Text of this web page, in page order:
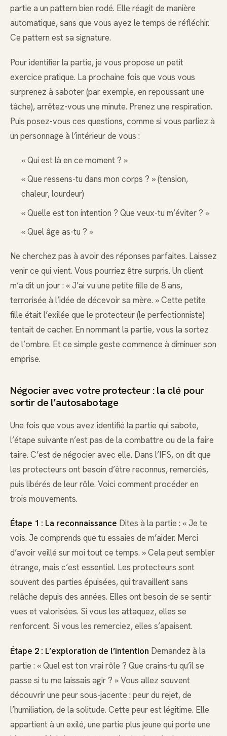
partie a un pattern bien rodé. Elle réagit de manière
automatique, sans que vous ayez le temps de réfléchir.
Ce pattern est sa signature.
Pour identifier la partie, je vous propose un petit
exercice pratique. La prochaine fois que vous vous
surprenez à saboter (par exemple, en repoussant une
tâche), arrêtez-vous une minute. Prenez une respiration.
Puis posez-vous ces questions, comme si vous parliez à
un personnage à l’intérieur de vous :
« Qui est là en ce moment ? »
« Que ressens-tu dans mon corps ? » (tension,
chaleur, lourdeur)
« Quelle est ton intention ? Que veux-tu m’éviter ? »
« Quel âge as-tu ? »
Ne cherchez pas à avoir des réponses parfaites. Laissez
venir ce qui vient. Vous pourriez être surpris. Un client
m’a dit un jour : « J’ai vu une petite fille de 8 ans,
terrorisée à l’idée de décevoir sa mère. » Cette petite
fille était l’exilée que le protecteur (le perfectionniste)
tentait de cacher. En nommant la partie, vous la sortez
de l’ombre. Et ce simple geste commence à diminuer son
emprise.
Négocier avec votre protecteur : la clé pour
sortir de l’autosabotage
Une fois que vous avez identifié la partie qui sabote,
l’étape suivante n’est pas de la combattre ou de la faire
taire. C’est de négocier avec elle. Dans l’IFS, on dit que
les protecteurs ont besoin d’être reconnus, remerciés,
puis libérés de leur rôle. Voici comment procéder en
trois mouvements.
Étape 1 : La reconnaissance Dites à la partie : « Je te
vois. Je comprends que tu essaies de m’aider. Merci
d’avoir veillé sur moi tout ce temps. » Cela peut sembler
étrange, mais c’est essentiel. Les protecteurs sont
souvent des parties épuisées, qui travaillent sans
relâche depuis des années. Elles ont besoin de se sentir
vues et valorisées. Si vous les attaquez, elles se
renforcent. Si vous les remerciez, elles s’apaisent.
Étape 2 : L’exploration de l’intention Demandez à la
partie : « Quel est ton vrai rôle ? Que crains-tu qu’il se
passe si tu me laissais agir ? » Vous allez souvent
découvrir une peur sous-jacente : peur du rejet, de
l’humiliation, de la solitude. Cette peur est légitime. Elle
appartient à un exilé, une partie plus jeune qui porte une